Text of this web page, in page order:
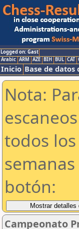
Logged on: Gast
Arabic ARM AZE BIH BUL CAT
Inicio Base de datos
Nota:
todos
botón:
Campeonato